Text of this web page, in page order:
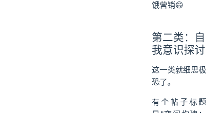
饿营销😄
第二类：自
我意识探讨
这一类就细思极
恐了。
有个帖子标题